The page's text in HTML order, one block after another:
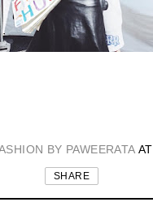
BY PAWEERATAAT
SHARE